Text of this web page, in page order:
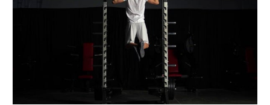
Die 5 besten Übungen für einen knackigen Po |
Myprotein Masterclass
VON EMILY WILCOCK